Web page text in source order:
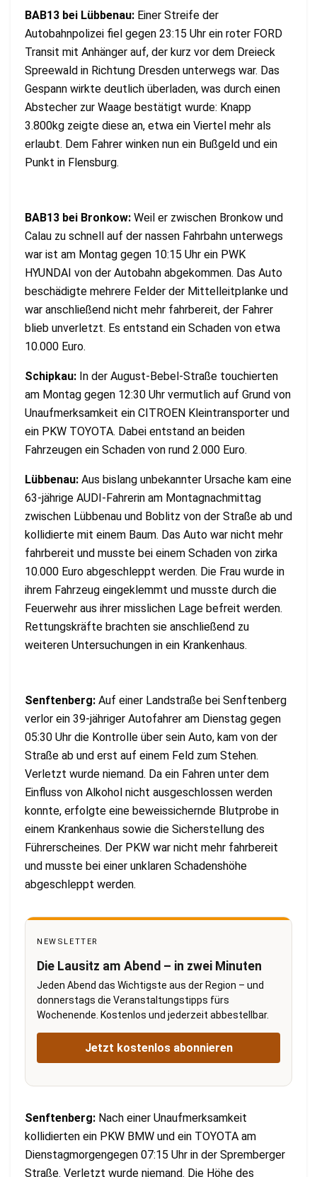
BAB13 bei Lübbenau: Einer Streife der
Autobahnpolizei fiel gegen 23:15 Uhr ein roter FORD
Transit mit Anhänger auf, der kurz vor dem Dreieck
Spreewald in Richtung Dresden unterwegs war. Das
Gespann wirkte deutlich überladen, was durch einen
Abstecher zur Waage bestätigt wurde: Knapp
3.800kg zeigte diese an, etwa ein Viertel mehr als
erlaubt. Dem Fahrer winken nun ein Bußgeld und ein
Punkt in Flensburg.
BAB13 bei Bronkow: Weil er zwischen Bronkow und
Calau zu schnell auf der nassen Fahrbahn unterwegs
war ist am Montag gegen 10:15 Uhr ein PWK
HYUNDAI von der Autobahn abgekommen. Das Auto
beschädigte mehrere Felder der Mittelleitplanke und
war anschließend nicht mehr fahrbereit, der Fahrer
blieb unverletzt. Es entstand ein Schaden von etwa
10.000 Euro.
Schipkau: In der August-Bebel-Straße touchierten
am Montag gegen 12:30 Uhr vermutlich auf Grund von
Unaufmerksamkeit ein CITROEN Kleintransporter und
ein PKW TOYOTA. Dabei entstand an beiden
Fahrzeugen ein Schaden von rund 2.000 Euro.
Lübbenau: Aus bislang unbekannter Ursache kam eine
63-jährige AUDI-Fahrerin am Montagnachmittag
zwischen Lübbenau und Boblitz von der Straße ab und
kollidierte mit einem Baum. Das Auto war nicht mehr
fahrbereit und musste bei einem Schaden von zirka
10.000 Euro abgeschleppt werden. Die Frau wurde in
ihrem Fahrzeug eingeklemmt und musste durch die
Feuerwehr aus ihrer misslichen Lage befreit werden.
Rettungskräfte brachten sie anschließend zu
weiteren Untersuchungen in ein Krankenhaus.
Senftenberg: Auf einer Landstraße bei Senftenberg
verlor ein 39-jähriger Autofahrer am Dienstag gegen
05:30 Uhr die Kontrolle über sein Auto, kam von der
Straße ab und erst auf einem Feld zum Stehen.
Verletzt wurde niemand. Da ein Fahren unter dem
Einfluss von Alkohol nicht ausgeschlossen werden
konnte, erfolgte eine beweissichernde Blutprobe in
einem Krankenhaus sowie die Sicherstellung des
Führerscheines. Der PKW war nicht mehr fahrbereit
und musste bei einer unklaren Schadenshöhe
abgeschleppt werden.
NEWSLETTER
Die Lausitz am Abend – in zwei Minuten
Jeden Abend das Wichtigste aus der Region – und
donnerstags die Veranstaltungstipps fürs
Wochenende. Kostenlos und jederzeit abbestellbar.
Jetzt kostenlos abonnieren
Senftenberg: Nach einer Unaufmerksamkeit
kollidierten ein PKW BMW und ein TOYOTA am
Dienstagmorgengegen 07:15 Uhr in der Spremberger
Straße. Verletzt wurde niemand. Die Höhe des